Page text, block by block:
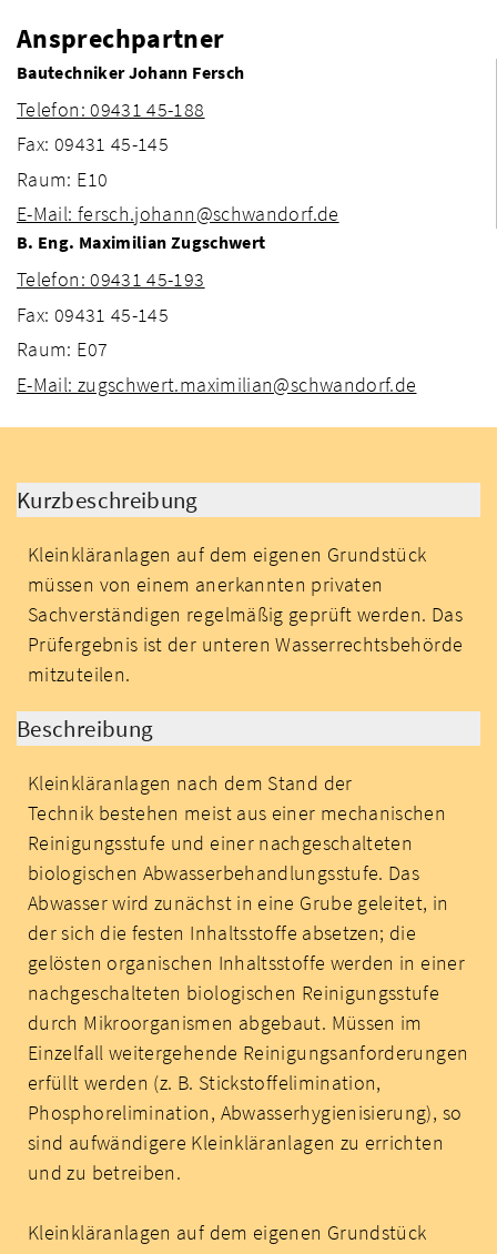
Ansprechpartner
Bautechniker Johann Fersch
Telefon: 09431 45-188
Fax: 09431 45-145
Raum: E10
E-Mail: fersch.johann@schwandorf.de
B. Eng. Maximilian Zugschwert
Telefon: 09431 45-193
Fax: 09431 45-145
Raum: E07
E-Mail: zugschwert.maximilian@schwandorf.de
Kurzbeschreibung
Kleinkläranlagen auf dem eigenen Grundstück
müssen von einem anerkannten privaten
Sachverständigen regelmäßig geprüft werden. Das
Prüfergebnis ist der unteren Wasserrechtsbehörde
mitzuteilen.
Beschreibung
Kleinkläranlagen nach dem Stand der
Technik bestehen meist aus einer mechanischen
Reinigungsstufe und einer nachgeschalteten
biologischen Abwasserbehandlungsstufe. Das
Abwasser wird zunächst in eine Grube geleitet, in
der sich die festen Inhaltsstoffe absetzen; die
gelösten organischen Inhaltsstoffe werden in einer
nachgeschalteten biologischen Reinigungsstufe
durch Mikroorganismen abgebaut. Müssen im
Einzelfall weitergehende Reinigungsanforderungen
erfüllt werden (z. B. Stickstoffelimination,
Phosphorelimination, Abwasserhygienisierung), so
sind aufwändigere Kleinkläranlagen zu errichten
und zu betreiben.
Kleinkläranlagen auf dem eigenen Grundstück